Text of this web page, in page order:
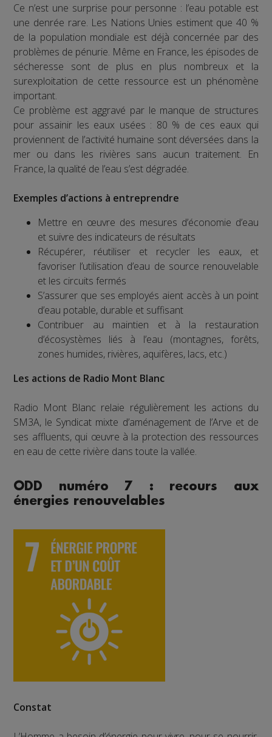
Ce n’est une surprise pour personne : l’eau potable est
une denrée rare. Les Nations Unies estiment que 40 %
de la population mondiale est déjà concernée par des
problèmes de pénurie. Même en France, les épisodes de
sécheresse sont de plus en plus nombreux et la
surexploitation de cette ressource est un phénomène
important.
Ce problème est aggravé par le manque de structures
pour assainir les eaux usées : 80 % de ces eaux qui
proviennent de l’activité humaine sont déversées dans la
mer ou dans les rivières sans aucun traitement. En
France, la qualité de l’eau s’est dégradée.
Exemples d’actions à entreprendre
Mettre en œuvre des mesures d’économie d’eau
et suivre des indicateurs de résultats
Récupérer, réutiliser et recycler les eaux, et
favoriser l’utilisation d’eau de source renouvelable
et les circuits fermés
S’assurer que ses employés aient accès à un point
d’eau potable, durable et suffisant
Contribuer au maintien et à la restauration
d’écosystèmes liés à l’eau (montagnes, forêts,
zones humides, rivières, aquifères, lacs, etc.)
Les actions de Radio Mont Blanc
Radio Mont Blanc relaie régulièrement les actions du
SM3A, le Syndicat mixte d’aménagement de l’Arve et de
ses affluents, qui œuvre à la protection des ressources
en eau de cette rivière dans toute la vallée.
ODD numéro 7 : recours aux
énergies renouvelables
Constat